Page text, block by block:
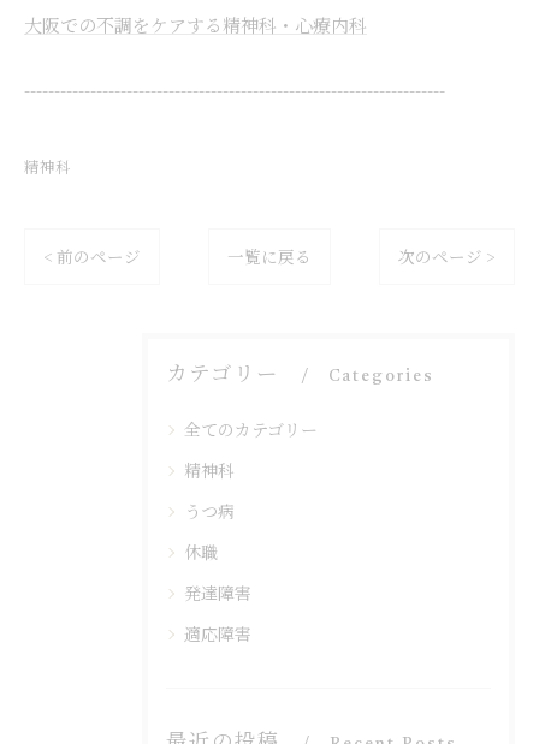
大阪での不調をケアする精神科・心療内科
----------------------------------------------------------------------
精神科
< 前のページ 一覧に戻る 次のページ >
カテゴリー Categories
全てのカテゴリー
精神科
うつ病
休職
発達障害
適応障害